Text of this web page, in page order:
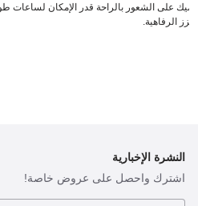
على الشعور بالراحة قدر الإمكان لساعات
الرفاهية.
النشرة الإخبارية
اشترك واحصل على عروض خاصة!